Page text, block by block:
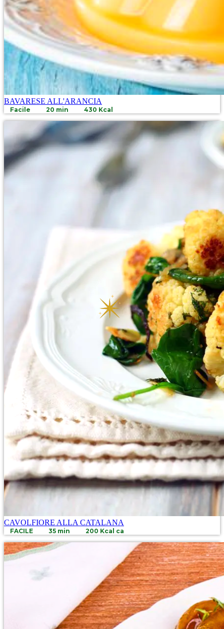
BAVARESE ALL'ARANCIA
Facile 20 min 430 Kcal
CAVOLFIORE ALLA CATALANA
FACILE 35 min 200 Kcal ca